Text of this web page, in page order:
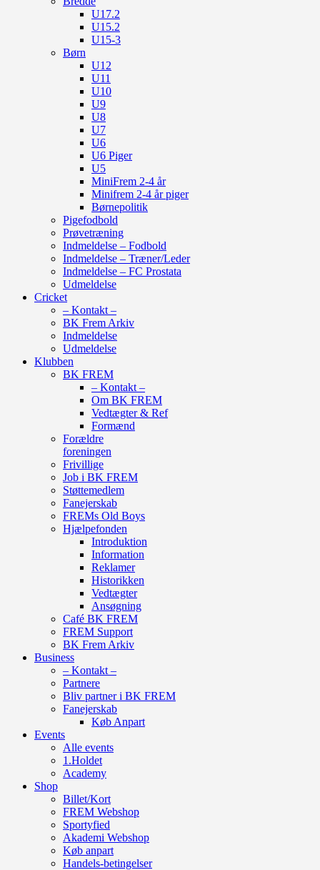
U17.2
U15.2
U15-3
Børn
U12
U11
U10
U9
U8
U7
U6
U6 Piger
U5
MiniFrem 2-4 år
Minifrem 2-4 år piger
Børnepolitik
Pigefodbold
Prøvetræning
Indmeldelse – Fodbold
Indmeldelse – Træner/Leder
Indmeldelse – FC Prostata
Udmeldelse
Cricket
– Kontakt –
BK Frem Arkiv
Indmeldelse
Udmeldelse
Klubben
BK FREM
– Kontakt –
Om BK FREM
Vedtægter & Ref
Formænd
Forældre
foreningen
Frivillige
Job i BK FREM
Støttemedlem
Fanejerskab
FREMs Old Boys
Hjælpefonden
Introduktion
Information
Reklamer
Historikken
Vedtægter
Ansøgning
Café BK FREM
FREM Support
BK Frem Arkiv
Business
– Kontakt –
Partnere
Bliv partner i BK FREM
Fanejerskab
Køb Anpart
Events
Alle events
1.Holdet
Academy
Shop
Billet/Kort
FREM Webshop
Sportyfied
Akademi Webshop
Køb anpart
Handels-betingelser